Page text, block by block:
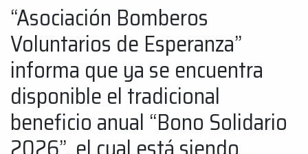
“Asociación Bomberos
Voluntarios de Esperanza”
informa que ya se encuentra
disponible el tradicional
beneficio anual “Bono Solidario